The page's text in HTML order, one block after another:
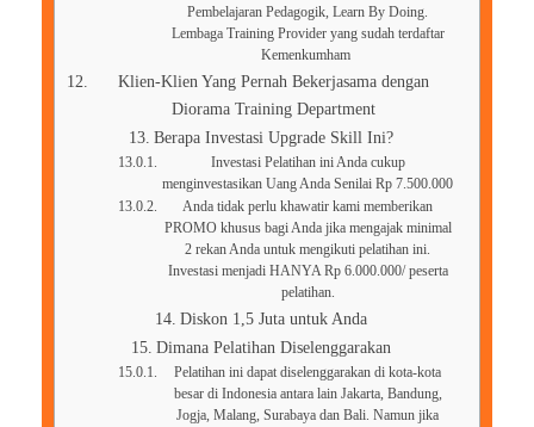
Pembelajaran Pedagogik, Learn By Doing.
Lembaga Training Provider yang sudah terdaftar
Kemenkumham
Klien-Klien Yang Pernah Bekerjasama dengan
Diorama Training Department
Berapa Investasi Upgrade Skill Ini?
Investasi Pelatihan ini Anda cukup
menginvestasikan Uang Anda Senilai Rp 7.500.000
Anda tidak perlu khawatir kami memberikan
PROMO khusus bagi Anda jika mengajak minimal
2 rekan Anda untuk mengikuti pelatihan ini.
Investasi menjadi HANYA Rp 6.000.000/ peserta
pelatihan.
Diskon 1,5 Juta untuk Anda
Dimana Pelatihan Diselenggarakan
Pelatihan ini dapat diselenggarakan di kota-kota
besar di Indonesia antara lain Jakarta, Bandung,
Jogja, Malang, Surabaya dan Bali. Namun jika